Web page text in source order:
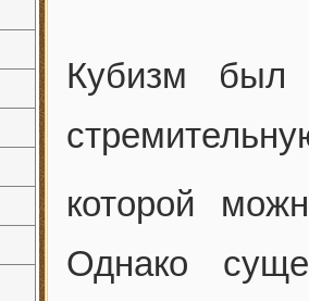
Кубизм был
которой
Однако